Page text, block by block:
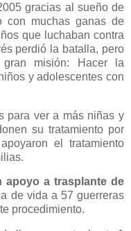
gracias al sueño de
con muchas ganas de
que luchaban contra
perdió la batalla, pero
misión: Hacer la
y adolescentes con
para ver a más niñas y
su tratamiento por
el tratamiento
apoyo a trasplante de
de vida a 57 guerreras
procedimiento.